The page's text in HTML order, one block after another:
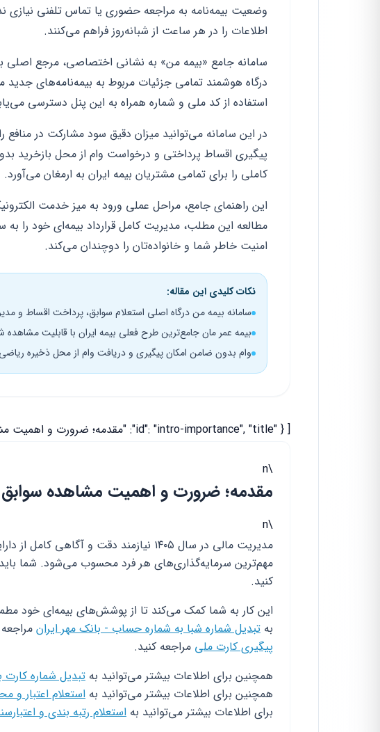
وضعیت بیمه‌نامه به مراجعه حضوری یا تماس تلفنی نیازی
اطلاعات را در هر ساعت از شبانه‌روز فراهم می‌کنند.
سامانه جامع «بیمه من» به نشانی اختصاصی، مرجع
درگاه هوشمند تمامی جزئیات مربوط به بیمه‌نامه‌های
استفاده از کد ملی و شماره همراه به این پنل دسترسی
در این سامانه می‌توانید میزان دقیق سود مشارکت در
پیگیری اقساط پرداختی و درخواست وام از محل بازخرید
کاملی را برای تمامی مشتریان بیمه ایران به ارمغان می‌آورد.
این راهنمای جامع، مراحل عملی ورود به میز خدمت
مطالعه این مطلب، مدیریت کامل قرارداد بیمه‌ای خود را
امنیت خاطر شما و خانواده‌تان را دوچندان می‌کند.
نکات کلیدی این مقاله:
سامانه بیمه من درگاه اصلی استعلام سوابق، پرداخت اقساط و
بیمه عمر مان جامع‌ترین طرح فعلی بیمه ایران با قابلیت
وام بدون ضامن امکان پیگیری و دریافت وام از محل ذخیره
[ { "id": "intro-importance", "title": "مقدمه؛ ضرورت و اهمیت مشاهده سوابق بیمه عمر ایران", "html": "
\n
مقدمه؛ ضرورت و اهمیت مشاهده سوابق
\n
مدیریت مالی در سال ۱۴۰۵ نیازمند دقت و
مهم‌ترین سرمایه‌گذاری‌های هر فرد محسوب می‌شود. شما
کنید.
این کار به شما کمک می‌کند تا از پوشش‌های بیمه‌ای خود
به تبدیل شماره شبا به شماره حساب - بانک مهر ایران
پیگیری کارت ملی مراجعه کنید.
همچنین برای اطلاعات بیشتر می‌توانید به تبدیل شماره
همچنین برای اطلاعات بیشتر می‌توانید به استعلام اعتبار و
برای اطلاعات بیشتر می‌توانید به استعلام رتبه بندی و